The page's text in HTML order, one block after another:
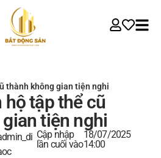
thành không gian tiện nghi
hộ tập thể cũ
tiện nghi
Cập nhập
lần cuối vào
18/07/2025
14:00